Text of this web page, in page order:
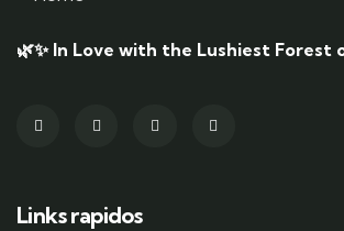
🌿✨ In Love with the Lushiest Forest
Links rapidos